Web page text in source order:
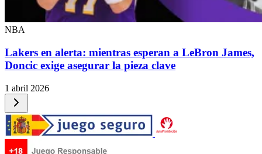
NBA
Lakers en alerta: mientras esperan a LeBron James,
Doncic exige asegurar la pieza clave
1 abril 2026